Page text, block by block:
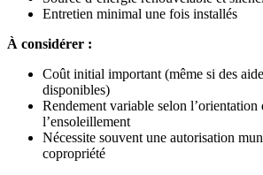
Entretien minimal une fois installés
À considérer :
Coût initial important (même si des
disponibles)
Rendement variable selon l’orientation
l’ensoleillement
Nécessite souvent une autorisation
copropriété